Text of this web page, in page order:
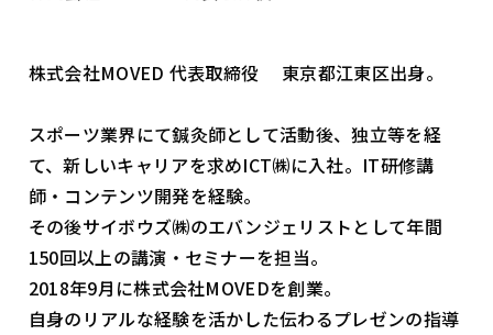
株式会社MOVED 代表取締役 東京都江東区出身。
スポーツ業界にて鍼灸師として活動後、独立等を経
て、新しいキャリアを求めICT㈱に入社。IT研修講
師・コンテンツ開発を経験。
その後サイボウズ㈱のエバンジェリストとして年間
150回以上の講演・セミナーを担当。
2018年9月に株式会社MOVEDを創業。
自身のリアルな経験を活かした伝わるプレゼンの指導